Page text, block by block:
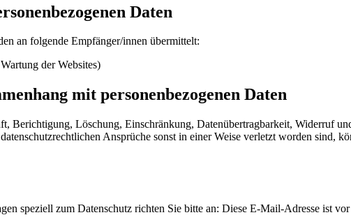
Daten
an folgende Empfänger/innen übermittelt:
der Websites)
mit personenbezogenen Daten
Berichtigung, Löschung, Einschränkung, Datenübertragbarkeit, Widerruf
Ansprüche sonst in einer Weise verletzt worden sind,
speziell zum Datenschutz richten Sie bitte an: Diese E-Mail-Adresse ist vor